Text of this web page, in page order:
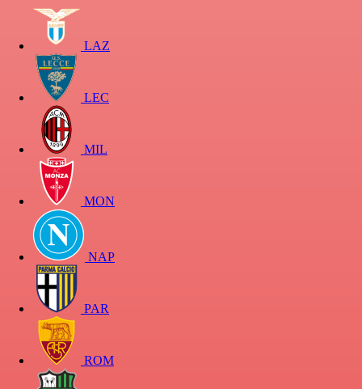
LAZ
LEC
MIL
MON
NAP
PAR
ROM